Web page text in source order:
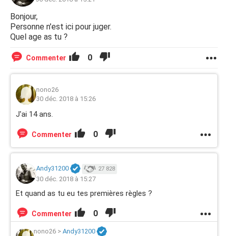
Bonjour,
Personne n'est ici pour juger.
Quel age as tu ?
Commenter 0
nono26
30 déc. 2018 à 15:26
J'ai 14 ans.
Commenter 0
Andy31200 27 828
30 déc. 2018 à 15:27
Et quand as tu eu tes premières règles ?
Commenter 0
nono26 > Andy31200